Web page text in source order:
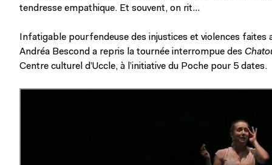
tendresse empathique. Et souvent, on rit…
Infatigable pourfendeuse des injustices et violences faites
Andréa Bescond a repris la tournée interrompue des
Centre culturel d’Uccle, à l’initiative du Poche pour 5 dates.